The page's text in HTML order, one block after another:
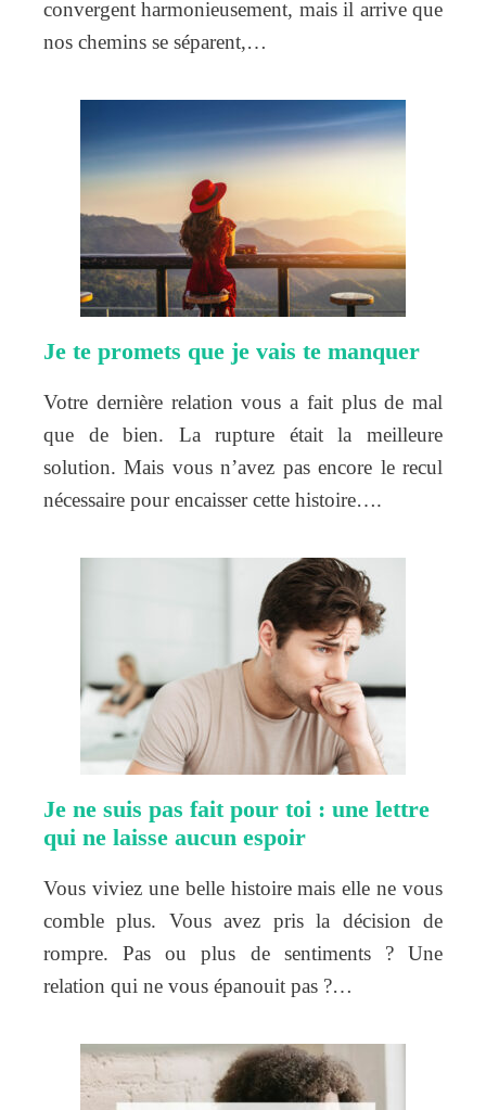
convergent harmonieusement, mais il arrive que
nos chemins se séparent,…
Je te promets que je vais te manquer
Votre dernière relation vous a fait plus de mal
que de bien. La rupture était la meilleure
solution. Mais vous n’avez pas encore le recul
nécessaire pour encaisser cette histoire….
Je ne suis pas fait pour toi : une lettre
qui ne laisse aucun espoir
Vous viviez une belle histoire mais elle ne vous
comble plus. Vous avez pris la décision de
rompre. Pas ou plus de sentiments ? Une
relation qui ne vous épanouit pas ?…